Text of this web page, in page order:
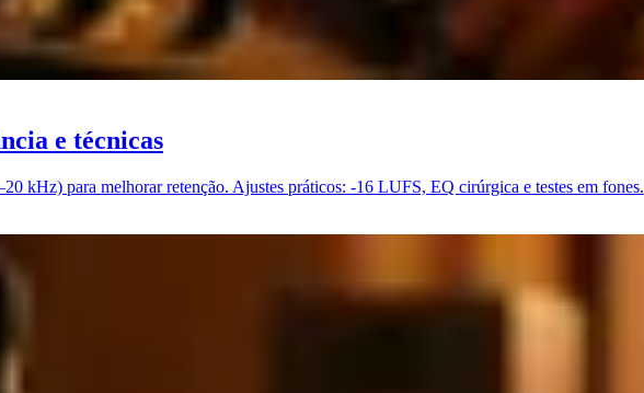
e técnicas
kHz) para melhorar retenção. Ajustes práticos: -16 LUFS, EQ cirúrgica e testes em fones.